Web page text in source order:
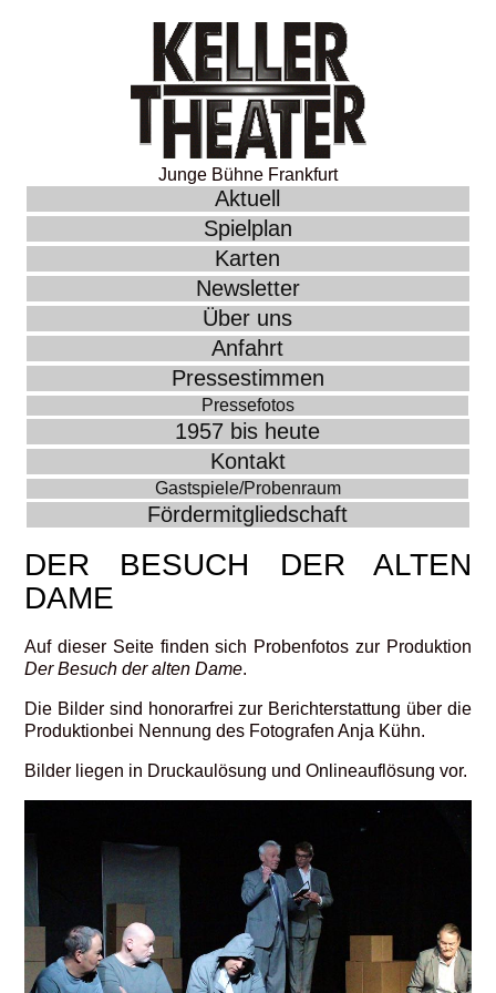
Junge Bühne Frankfurt
Aktuell
Spielplan
Karten
Newsletter
Über uns
Anfahrt
Pressestimmen
Pressefotos
1957 bis heute
Kontakt
Gastspiele/Probenraum
Fördermitgliedschaft
DER BESUCH DER ALTEN
DAME
Auf dieser Seite finden sich Probenfotos zur Produktion
Der Besuch der alten Dame.
Die Bilder sind honorarfrei zur Berichterstattung über die
Produktionbei Nennung des Fotografen Anja Kühn.
Bilder liegen in Druckaulösung und Onlineauflösung vor.